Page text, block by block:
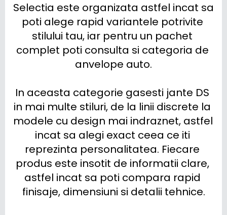
Selectia este organizata astfel incat sa
poti alege rapid variantele potrivite
stilului tau, iar pentru un pachet
complet poti consulta si categoria de
anvelope auto.
In aceasta categorie gasesti jante DS
in mai multe stiluri, de la linii discrete la
modele cu design mai indraznet, astfel
incat sa alegi exact ceea ce iti
reprezinta personalitatea. Fiecare
produs este insotit de informatii clare,
astfel incat sa poti compara rapid
finisaje, dimensiuni si detalii tehnice.